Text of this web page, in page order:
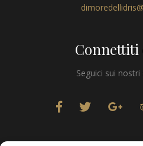
Connettiti
Seguici sui nostri